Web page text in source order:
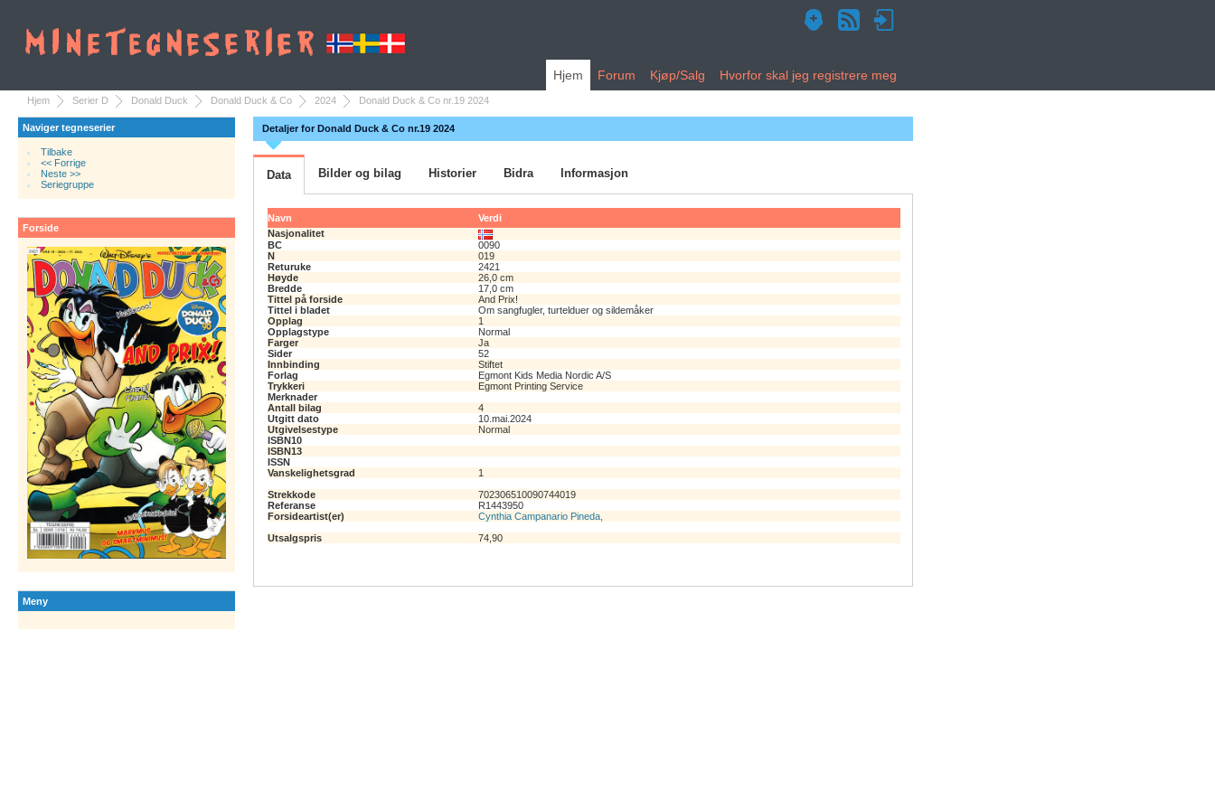
Hjem Forum Kjøp/Salg Hvorfor skal jeg registrere meg
Hjem Serier D Donald Duck Donald Duck & Co 2024 Donald Duck & Co nr.19 2024
Naviger tegneserier
Tilbake
<< Forrige
Neste >>
Seriegruppe
Forside
Meny
Detaljer for Donald Duck & Co nr.19 2024
Data Bilder og bilag Historier Bidra Informasjon
Navn
Verdi
Nasjonalitet
BC
0090
N
019
Returuke
2421
Høyde
26,0 cm
Bredde
17,0 cm
Tittel på forside
And Prix!
Tittel i bladet
Om sangfugler, turtelduer og sildemåker
Opplag
1
Opplagstype
Normal
Farger
Ja
Sider
52
Innbinding
Stiftet
Forlag
Egmont Kids Media Nordic A/S
Trykkeri
Egmont Printing Service
Merknader
Antall bilag
4
Utgitt dato
10.mai.2024
Utgivelsestype
Normal
ISBN10
ISBN13
ISSN
Vanskelighetsgrad
1
Strekkode
702306510090744019
Referanse
R1443950
Forsideartist(er)
Cynthia Campanario Pineda,
Utsalgspris
74,90